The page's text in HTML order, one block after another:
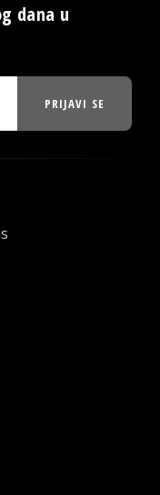
dana u
PRIJAVI SE